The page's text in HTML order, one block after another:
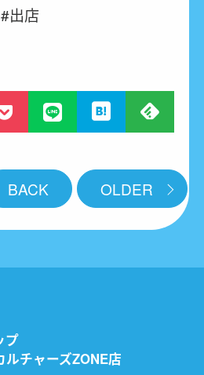
出店
BACK OLDER
プ
チャーズZONE店